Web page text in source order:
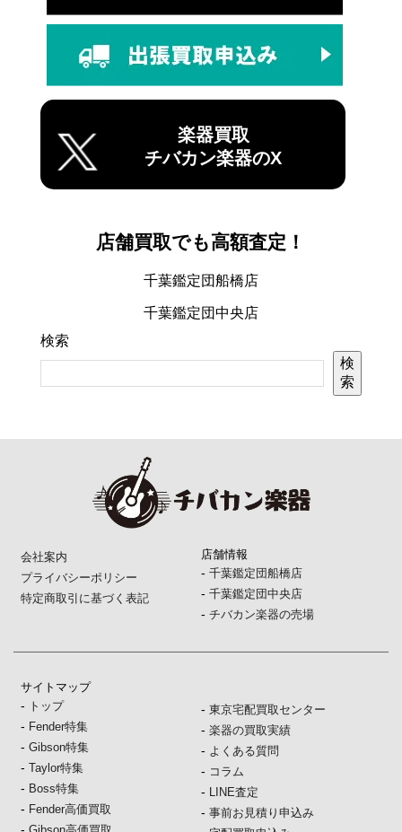
楽器買取
チバカン楽器のX
店舗買取でも高額査定！
千葉鑑定団船橋店
千葉鑑定団中央店
検索
検
索
会社案内
プライバシーポリシー
特定商取引に基づく表記
店舗情報
- 千葉鑑定団船橋店
- 千葉鑑定団中央店
- チバカン楽器の売場
サイトマップ
- トップ
- Fender特集
-Gibson特集
-Taylor特集
- Boss特集
- Fender高価買取
- 東京宅配買取センター
- 楽器の買取実績
- よくある質問
- コラム
- LINE査定
- 事前お見積り申込み